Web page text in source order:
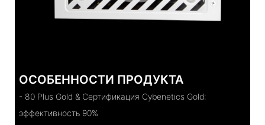
ОСОБЕННОСТИ ПРОДУКТА
- 80 Plus Gold & Сертификация Cybenetics Gold:
эффективность 90%